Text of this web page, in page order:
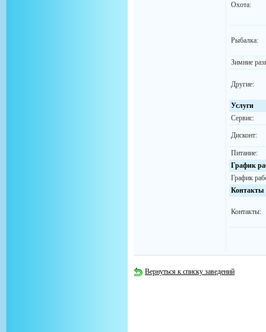
Охота:
Рыбалка:
Зимние
Другие:
Услуги
Сервис:
Дисконт:
Питание:
График
График
Контакты
Контакты:
Вернуться к списку заведений